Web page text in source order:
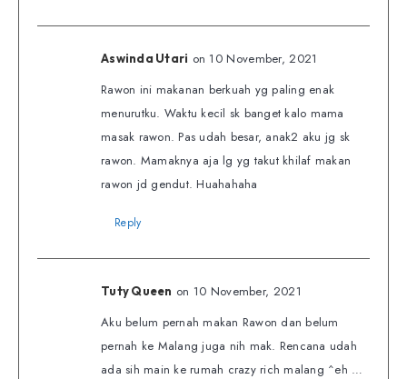
Aswinda Utari on 10 November, 2021
Rawon ini makanan berkuah yg paling enak
menurutku. Waktu kecil sk banget kalo mama
masak rawon. Pas udah besar, anak2 aku jg sk
rawon. Mamaknya aja lg yg takut khilaf makan
rawon jd gendut. Huahahaha
Reply
Tuty Queen on 10 November, 2021
Aku belum pernah makan Rawon dan belum
pernah ke Malang juga nih mak. Rencana udah
ada sih main ke rumah crazy rich malang ^eh …